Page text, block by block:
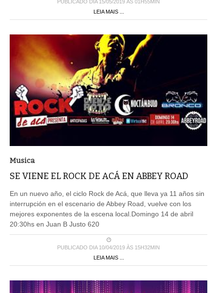
PUBLICADO DIA 15/05/2019 ÀS 01H55MIN
LEIA MAIS ...
Musica
SE VIENE EL ROCK DE ACÁ EN ABBEY ROAD
En un nuevo año, el ciclo Rock de Acá, que lleva ya 11 años sin
interrupción en el escenario de Abbey Road, vuelve con los
mejores exponentes de la escena local.Domingo 14 de abril
20:30hs en Juan B Justo 620
PUBLICADO DIA 10/04/2019 ÀS 15H32MIN
LEIA MAIS ...